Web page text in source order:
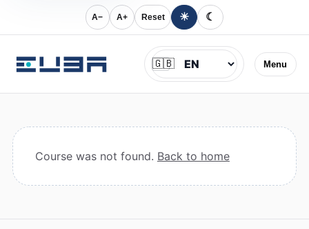
A− A+ Reset ☀ ☾
Menu
Jazyk
🇬🇧
Course was not found. Back to home